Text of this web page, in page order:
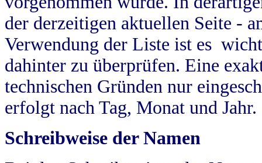
der derzeitigen aktuellen Seite -
Verwendung der Liste ist es
dahinter zu überprüfen. Eine
technischen Gründen nur
erfolgt nach Tag, Monat und Jahr.
Schreibweise der Namen